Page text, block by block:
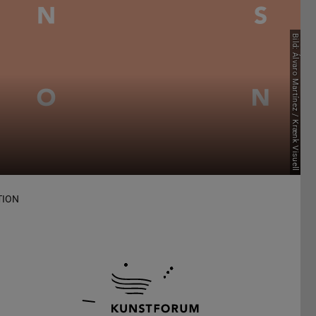
Bild: Álvaro Martínez / Krænk Visuell